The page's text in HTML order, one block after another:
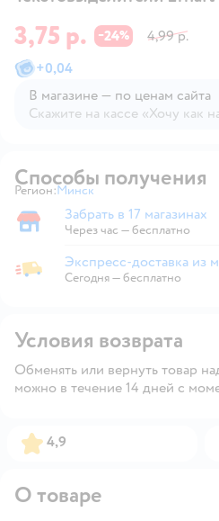
3,75 р. −24%
4,99 р.
+0,04
В магазине — по ценам сайта
Скажите на кассе «Хочу как
Способы получения
Регион: Выбор адреса доставки.
Минск
Забрать в магазине
Забрать в 17 магазинах
Через час — бесплатно
Экспресс-доставка из магазина
Экспресс-доставка из
Сегодня—бесплатно
Условия возврата
Обменять или вернуть товар
можно в течение 14 дней с
Рейтинг:
4,9
О товаре